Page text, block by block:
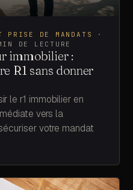
PRISE DE MANDATS
·
DE LECTURE
immobilier :
R1 sans donner
le r1 immobilier en
vers la
votre mandat